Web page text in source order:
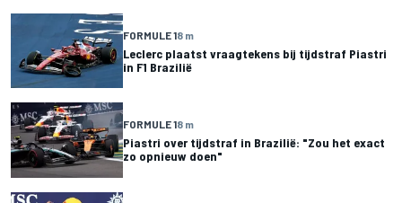
FORMULE 18 m
Leclerc plaatst vraagtekens bij tijdstraf Piastri
in F1 Brazilië
FORMULE 18 m
Piastri over tijdstraf in Brazilië: "Zou het exact
zo opnieuw doen"